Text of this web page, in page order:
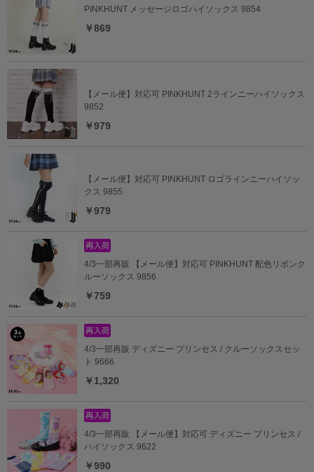
PINKHUNT メッセージロゴハイソックス 9854
￥869
【メール便】対応可 PINKHUNT 2ラインニーハイソックス
9852
￥979
【メール便】対応可 PINKHUNT ロゴラインニーハイソッ
クス 9855
￥979
4/3一部再販 【メール便】対応可 PINKHUNT 配色リボンク
ルーソックス 9856
￥759
4/3一部再販 ディズニー プリンセス / クルーソックスセッ
ト 9666
￥1,320
4/3一部再販 【メール便】対応可 ディズニー プリンセス /
ハイソックス 9622
￥990